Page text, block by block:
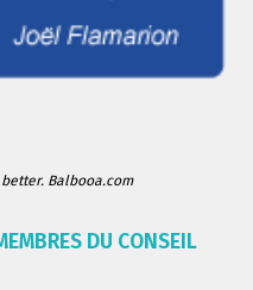
Balbooa.com
DU CONSEIL